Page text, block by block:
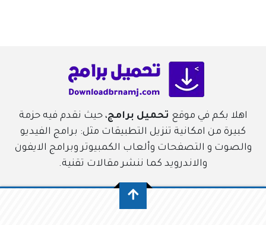
اهلا بكم في موقع تحميل برامج، حيث نقدم فيه حزمة
كبيرة من امكانية تنزيل التطبيقات مثل: برامج الفيديو
والصوت و التصفحات وألعاب الكمبيوتر وبرامج الايفون
والاندرويد كما ننشر مقالات تقنية.